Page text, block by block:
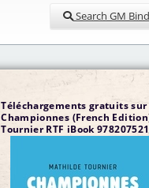
Search GM
Téléchargements gratuits sur
Championnes (French
Tournier RTF iBook